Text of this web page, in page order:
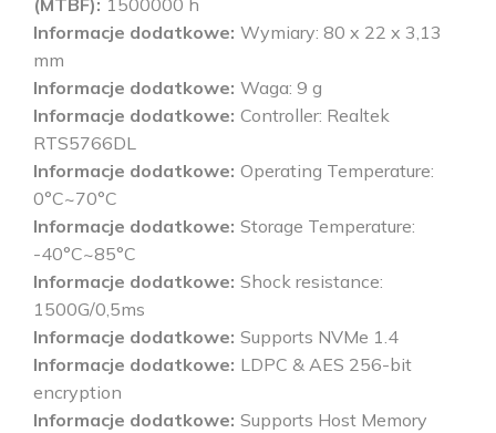
(MTBF)
1500000 h
Informacje dodatkowe Wymiary: 80 x 22 x 3,13
mm
Informacje dodatkowe Waga: 9 g
Informacje dodatkowe Controller: Realtek
RTS5766DL
Informacje dodatkowe Operating Temperature:
0°C~70°C
Informacje dodatkowe Storage Temperature:
-40°C~85°C
Informacje dodatkowe Shock resistance:
1500G/0,5ms
Informacje dodatkowe Supports NVMe 1.4
Informacje dodatkowe LDPC & AES 256-bit
encryption
Informacje dodatkowe Supports Host Memory